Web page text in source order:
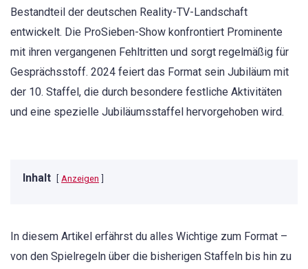
Bestandteil der deutschen Reality-TV-Landschaft
entwickelt. Die ProSieben-Show konfrontiert Prominente
mit ihren vergangenen Fehltritten und sorgt regelmäßig für
Gesprächsstoff. 2024 feiert das Format sein Jubiläum mit
der 10. Staffel, die durch besondere festliche Aktivitäten
und eine spezielle Jubiläumsstaffel hervorgehoben wird.
Inhalt Anzeigen
In diesem Artikel erfährst du alles Wichtige zum Format –
von den Spielregeln über die bisherigen Staffeln bis hin zu